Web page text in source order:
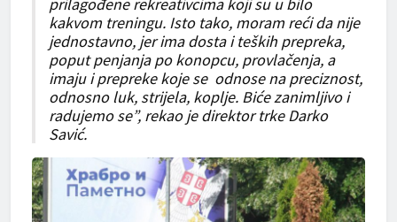
prilagođene rekreativcima koji su u bilo
kakvom treningu. Isto tako, moram reći da nije
jednostavno, jer ima dosta i teških prepreka,
poput penjanja po konopcu, provlačenja, a
imaju i prepreke koje se odnose na preciznost,
odnosno luk, strijela, koplje. Biće zanimljivo i
radujemo se”, rekao je direktor trke Darko
Savić.